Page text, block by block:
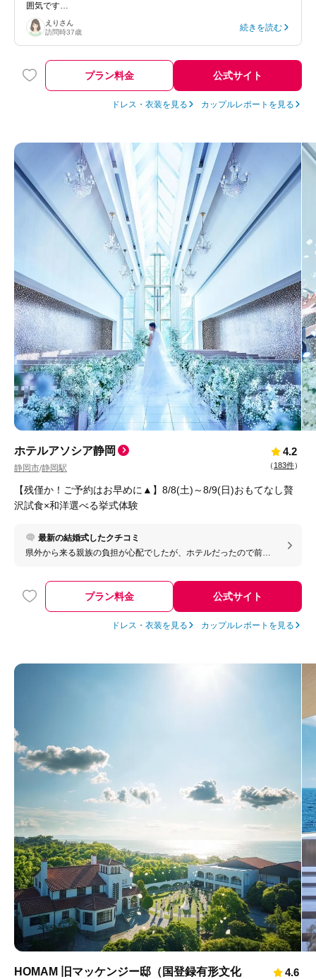
囲気です…
えり さん
訪問時37歳 続きを読む
プラン料金 公式サイト
ドレス・衣装を見る カップルレポートを見る
ホテルアソシア静岡
静岡市/静岡駅
4.2
（ 183件）
【残僅か！ご予約はお早めに▲】8/8(土)～8/9(日)おもてなし贅
沢試食×和洋選べる挙式体験
最新の結婚式したクチコミ
県外から来る親族の負担が心配でしたが、ホテルだったので前
ました。やっぱりホテルは便利だなと思いました！
プラン料金 公式サイト
ドレス・衣装を見る カップルレポートを見る
HOMAM 旧マッケンジー邸（国登録有形文化
4.6